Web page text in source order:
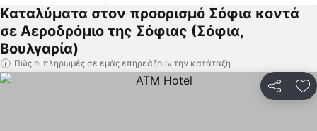
Καταλύματα στον προορισμό Σόφια κοντά
σε Αεροδρόμιο της Σόφιας (Σόφια,
Βουλγαρία)
Πώς οι πληρωμές σε εμάς επηρεάζουν την κατάταξη